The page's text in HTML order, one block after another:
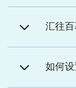
汇往
如何设